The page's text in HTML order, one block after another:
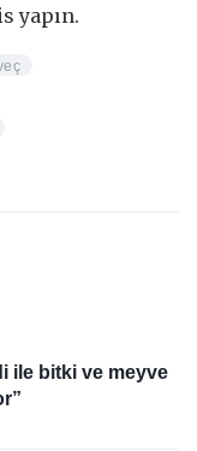
yapın.
ile bitki ve meyve